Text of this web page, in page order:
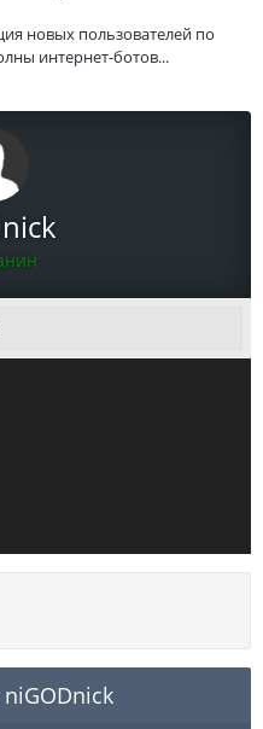
новых пользователей по
интернет-ботов...